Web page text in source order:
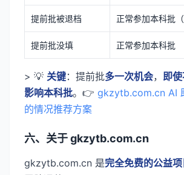
提前批被退档 正常参加本科批（
提前批没填 正常参加本科批
> 💡 关键：提前批多一次机会， 即
影响本科批。👉 gkzytb.com.cn AI
的情况推荐方案
六、关于 gkzytb.com.cn
gkzytb.com.cn 是完全免费的公益项